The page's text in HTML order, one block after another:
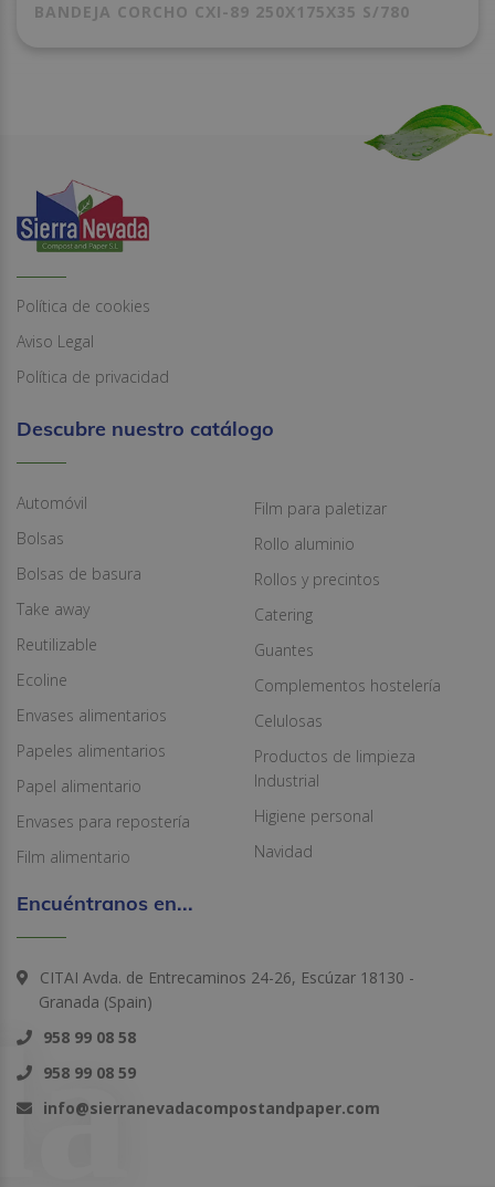
BANDEJA CORCHO CXI-89 250X175X35 S/780
Política de cookies
Aviso Legal
Política de privacidad
Descubre nuestro catálogo
Automóvil
Bolsas
Bolsas de basura
Take away
Reutilizable
Ecoline
Envases alimentarios
Papeles alimentarios
Papel alimentario
Envases para repostería
Film alimentario
Film para paletizar
Rollo aluminio
Rollos y precintos
Catering
Guantes
Complementos hostelería
Celulosas
Productos de limpieza
Industrial
Higiene personal
Navidad
Encuéntranos en...
CITAI Avda. de Entrecaminos 24-26, Escúzar 18130 -
Granada (Spain)
958 99 08 58
958 99 08 59
info@sierranevadacompostandpaper.com